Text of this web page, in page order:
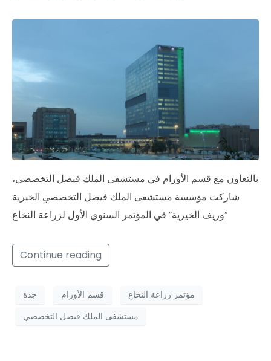
بالتعاون مع قسم الأورام في مستشفى الملك فيصل التخصصي،
شاركت مؤسسة مستشفى الملك فيصل التخصصي الخيرية
“وريف الخيرية” في المؤتمر السنوي الأول لزراعة النخاع
Continue reading
جدة قسم الأورام
مؤتمر زراعة النخاع
مستشفى الملك فيصل التخصصي